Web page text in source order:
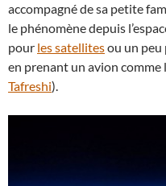
accompagné de sa petite
le phénomène depuis
pour les satellitesou un peu
en prenant un avion comme
Tafreshi).